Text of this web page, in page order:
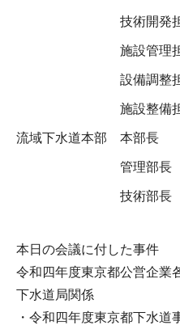
技術開発
施設管理
設備調整
施設整備
流域下水道本部 本部長
管理部長
技術部長
本日の会議に付した事件
令和四年度東京都公営企業
下水道局関係
・令和四年度東京都下水道